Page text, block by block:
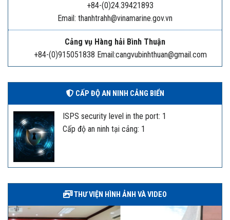
+84-(0)24.39421893
Email: thanhtrahh@vinamarine.gov.vn
Cảng vụ Hàng hải Bình Thuận
+84-(0)915051838 Email:cangvubinhthuan@gmail.com
CẤP ĐỘ AN NINH CẢNG BIỂN
ISPS security level in the port: 1
Cấp độ an ninh tại cảng: 1
THƯ VIỆN HÌNH ẢNH VÀ VIDEO